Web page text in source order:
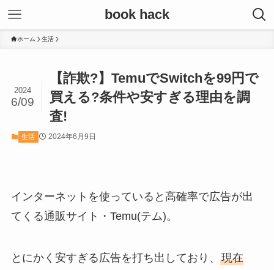
book hack
ホーム 生活
【詐欺?】TemuでSwitchを99円で
買える?条件や安すぎる理由を調
査!
2024
6/09
生活 2024年6月9日
インターネットを使っていると高確率で広告が出
てくる通販サイト・Temu(テム)。
とにかく安すぎる広告を打ち出しており、 現在